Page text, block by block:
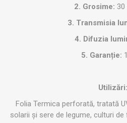
2. Grosime:
3. Transmisia
4. Difuzia
5. Garanție:
Utilizări:
Folia Termica perforată, tratată
solarii și sere de legume, culturi